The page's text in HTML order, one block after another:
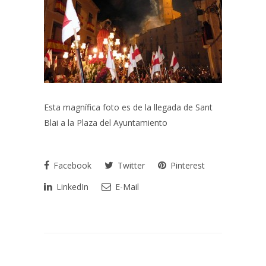
Esta magnífica foto es de la llegada de Sant
Blai a la Plaza del Ayuntamiento
Facebook Twitter
Pinterest
LinkedIn
E-Mail